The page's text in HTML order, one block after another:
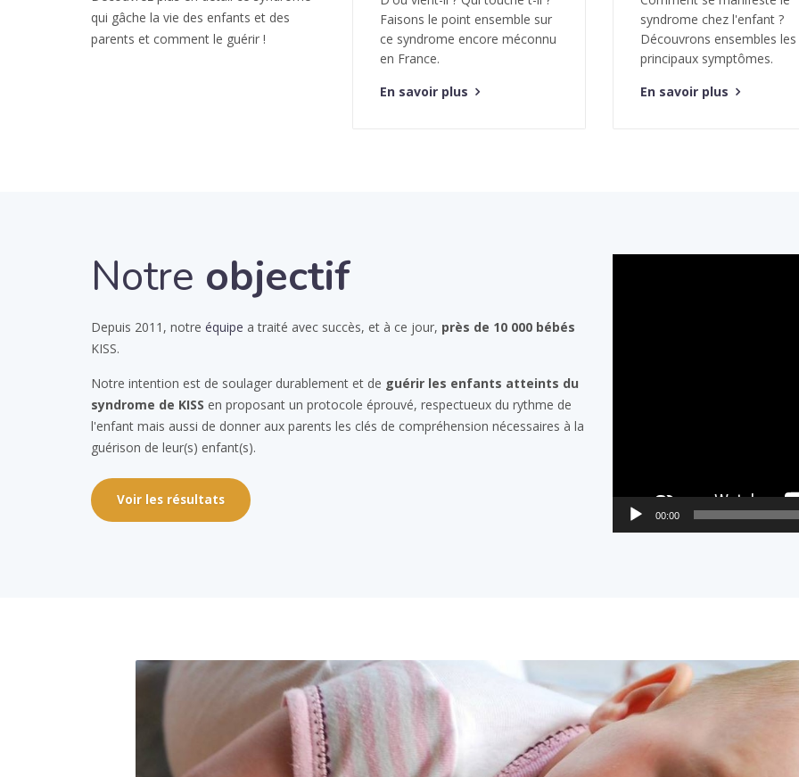
qui gâche la vie des enfants et des
parents et comment le guérir !
Faisons le point ensemble sur
ce syndrome encore méconnu
en France.
En savoir plus
syndrome chez l'enfant ?
Découvrons ensembles les
principaux symptômes.
En savoir plus
Notre objectif
Depuis 2011, notre équipe a traité avec succès, et à ce jour, près de 10 000 bébés
KISS.
Notre intention est de soulager durablement et de guérir les enfants atteints du
syndrome de KISS en proposant un protocole éprouvé, respectueux du rythme de
l'enfant mais aussi de donner aux parents les clés de compréhension nécessaires à la
guérison de leur(s) enfant(s).
Voir les résultats
00:00